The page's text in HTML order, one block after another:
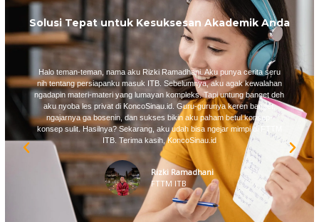
Solusi Tepat untuk Kesuksesan Akademik Anda
Halo teman-teman, nama aku Rizki Ramadhani. Aku punya cerita seru
nih tentang persiapanku masuk ITB. Sebelumnya, aku agak kewalahan
ngadapin materi-materi yang lumayan kompleks. Tapi untung banget deh
aku nyoba les privat di KoncoSinau.id. Guru-gurunya keren banget,
ngajarnya ga bosenin, dan sukses bikin aku paham betul konsep-
konsep sulit. Hasilnya? Sekarang, aku udah bisa ngejar mimpi di FTTM
ITB. Terima kasih, KoncoSinau.id
Rizki Ramadhani
FTTM ITB